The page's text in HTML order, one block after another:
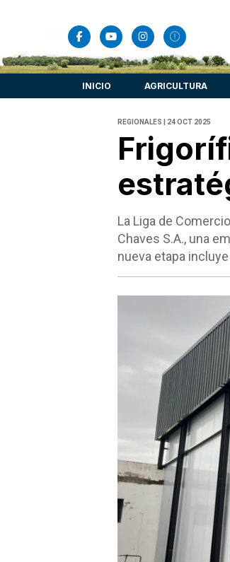
INICIO AGRICULTURA
REGIONALES | 24 OCT 2025
La Liga de
Chaves S.A., una
nueva etapa